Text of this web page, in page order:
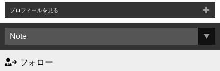
プロフィールを見る
フォロー